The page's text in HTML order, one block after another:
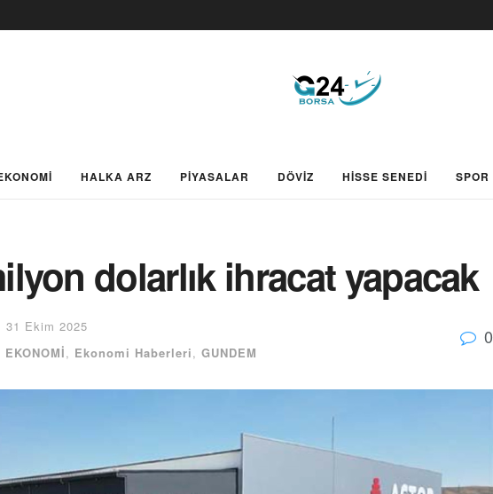
HALKA ARZ PİYASALAR DÖVİZ HİSSE SENEDİ SPOR
dolarlık ihracat yapacak
31 Ekim 2025
EKONOMİ, Ekonomi Haberleri, GUNDEM
0